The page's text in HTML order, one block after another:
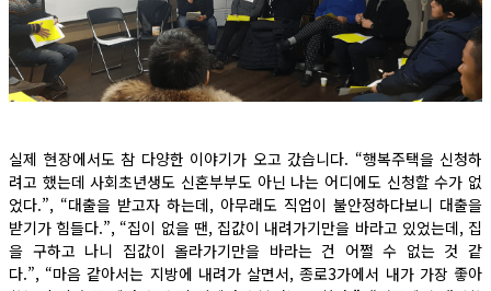
실제 현장에서도 참 다양한 이야기가 오고 갔습니다. “행복주택을 신청하
려고 했는데 사회초년생도 신혼부부도 아닌 나는 어디에도 신청할 수가 없
었다.”, “대출을 받고자 하는데, 아무래도 직업이 불안정하다보니 대출을
받기가 힘들다.”, “집이 없을 땐, 집값이 내려가기만을 바라고 있었는데, 집
을 구하고 나니 집값이 올라가기만을 바라는 건 어쩔 수 없는 것 같
다.”, “마음 같아서는 지방에 내려가 살면서, 종로3가에서 내가 가장 좋아